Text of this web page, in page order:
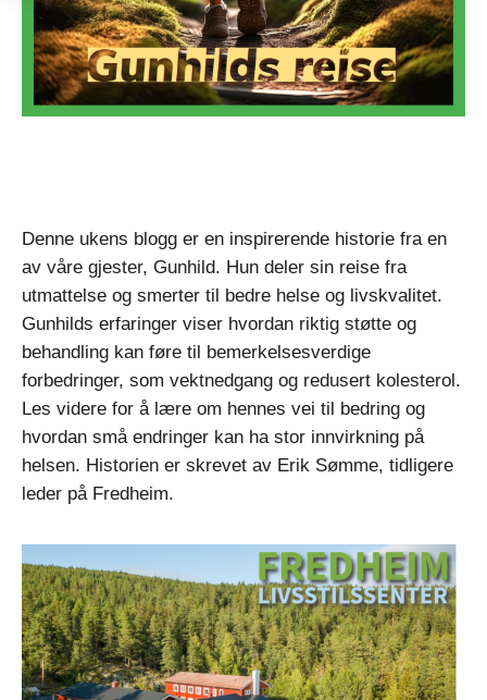
Denne ukens blogg er en inspirerende historie fra en
av våre gjester, Gunhild. Hun deler sin reise fra
utmattelse og smerter til bedre helse og livskvalitet.
Gunhilds erfaringer viser hvordan riktig støtte og
behandling kan føre til bemerkelsesverdige
forbedringer, som vektnedgang og redusert kolesterol.
Les videre for å lære om hennes vei til bedring og
hvordan små endringer kan ha stor innvirkning på
helsen. Historien er skrevet av Erik Sømme, tidligere
leder på Fredheim.